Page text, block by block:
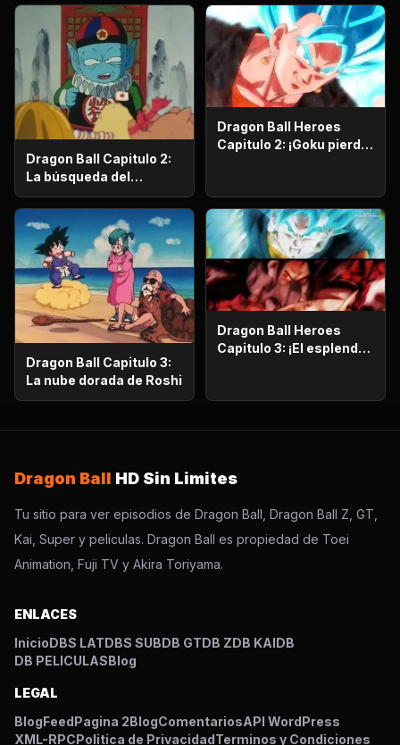
apasionante batalla en
la prisión planetaria!
Dragon Ball Capitulo 2:
La búsqueda del
emperador
Dragon Ball Heroes
Capitulo 2: ¡Goku pierde
Dragon Ball Capitulo 3:
La nube dorada de Roshi
Dragon Ball Heroes
Capitulo 3: ¡El esplendor
explota!
Dragon Ball HD Sin Limites
Tu sitio para ver episodios de Dragon Ball, Dragon Ball Z, GT,
Kai, Super y peliculas. Dragon Ball es propiedad de Toei
Animation, Fuji TV y Akira Toriyama.
ENLACES
InicioDBS LATDBS SUBDB GTDB ZDB KAIDB
DB PELICULASBlog
LEGAL
BlogFeedPagina 2BlogComentariosAPI WordPress
XML-RPCPolitica de PrivacidadTerminos y Condiciones